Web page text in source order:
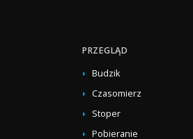
PRZEGLĄD
Budzik
Czasomierz
Stoper
Pobieranie